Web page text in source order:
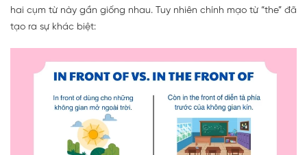
hai cụm từ này gần giống nhau. Tuy nhiên chính mạo từ “the” đã
tạo ra sự khác biệt: